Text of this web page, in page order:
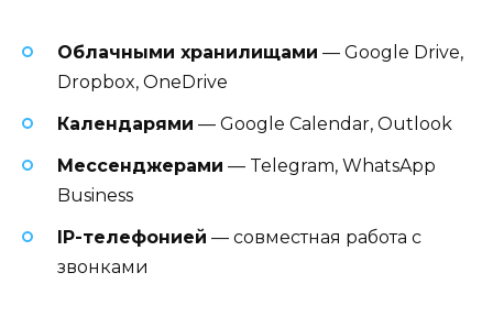
Облачными хранилищами — Google Drive,
Dropbox, OneDrive
Календарями — Google Calendar, Outlook
Мессенджерами — Telegram, WhatsApp
Business
IP-телефонией — совместная работа с
звонками